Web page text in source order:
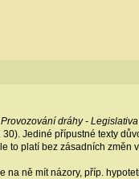
Provozování dráhy -
30). Jediné přípustné texty
to platí bez zásadních změn
na ně mít názory, příp.